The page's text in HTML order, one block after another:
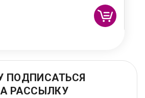
ПОДПИСАТЬСЯ
РАССЫЛКУ